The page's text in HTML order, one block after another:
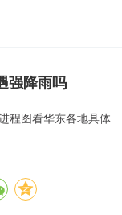
强降雨吗
程图看华东各地具体